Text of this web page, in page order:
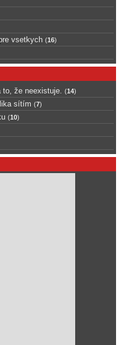
vsetkych (16)
to, že neexistuje. (14)
sítím (7)
(10)